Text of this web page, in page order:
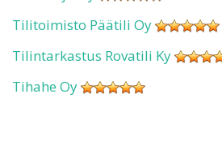
Tilitoimisto Päätili Oy
Tilintarkastus Rovatili Ky
Tihahe Oy